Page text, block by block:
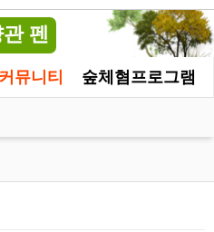
펜
커뮤니티 숲체혐프로그램